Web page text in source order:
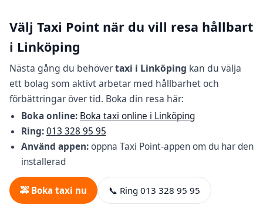
Välj Taxi Point när du vill resa hållbart
i Linköping
Nästa gång du behövertaxi i Linköping kan du välja
ett bolag som aktivt arbetar med hållbarhet och
förbättringar över tid. Boka din resa här:
Boka online: Boka taxi online i Linköping
Ring:013 328 95 95
Använd appen:öppna Taxi Point-appen om du har den
installerad
🚕 Boka taxi nu 📞 Ring 013 328 95 95